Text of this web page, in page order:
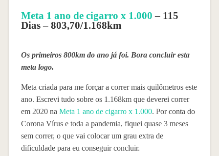
Meta 1 ano de cigarro x 1.000 – 115
Dias – 803,70/1.168km
Os primeiros 800km do ano já foi. Bora concluir esta
meta logo.
Meta criada para me forçar a correr mais quilômetros este
ano. Escrevi tudo sobre os 1.168km que deverei correr
em 2020 na Meta 1 ano de cigarro x 1.000. Por conta do
Corona Vírus e toda a pandemia, fiquei quase 3 meses
sem correr, o que vai colocar um grau extra de
dificuldade para eu conseguir concluir.